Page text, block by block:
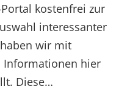
kostenfrei zur
interessanter
wir mit
Informationen hier
Diese…